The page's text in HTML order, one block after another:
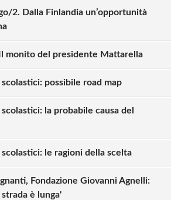
2. Dalla Finlandia un’opportunità
monito del presidente Mattarella
possibile road map
la probabile causa del
le ragioni della scelta
Fondazione Giovanni Agnelli:
è lunga'